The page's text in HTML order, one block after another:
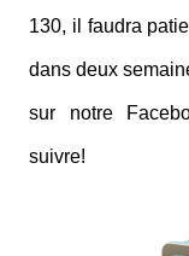
130, il faudra
dans deux
sur notre
suivre!